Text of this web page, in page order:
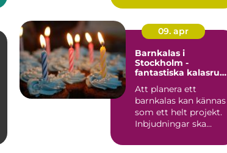
med hög ...
09. apr
Barnkalas i
Stockholm -
fantastiska kalasrum
Att planera ett
barnkalas kan kännas
som ett helt projekt.
Inbjudningar ska